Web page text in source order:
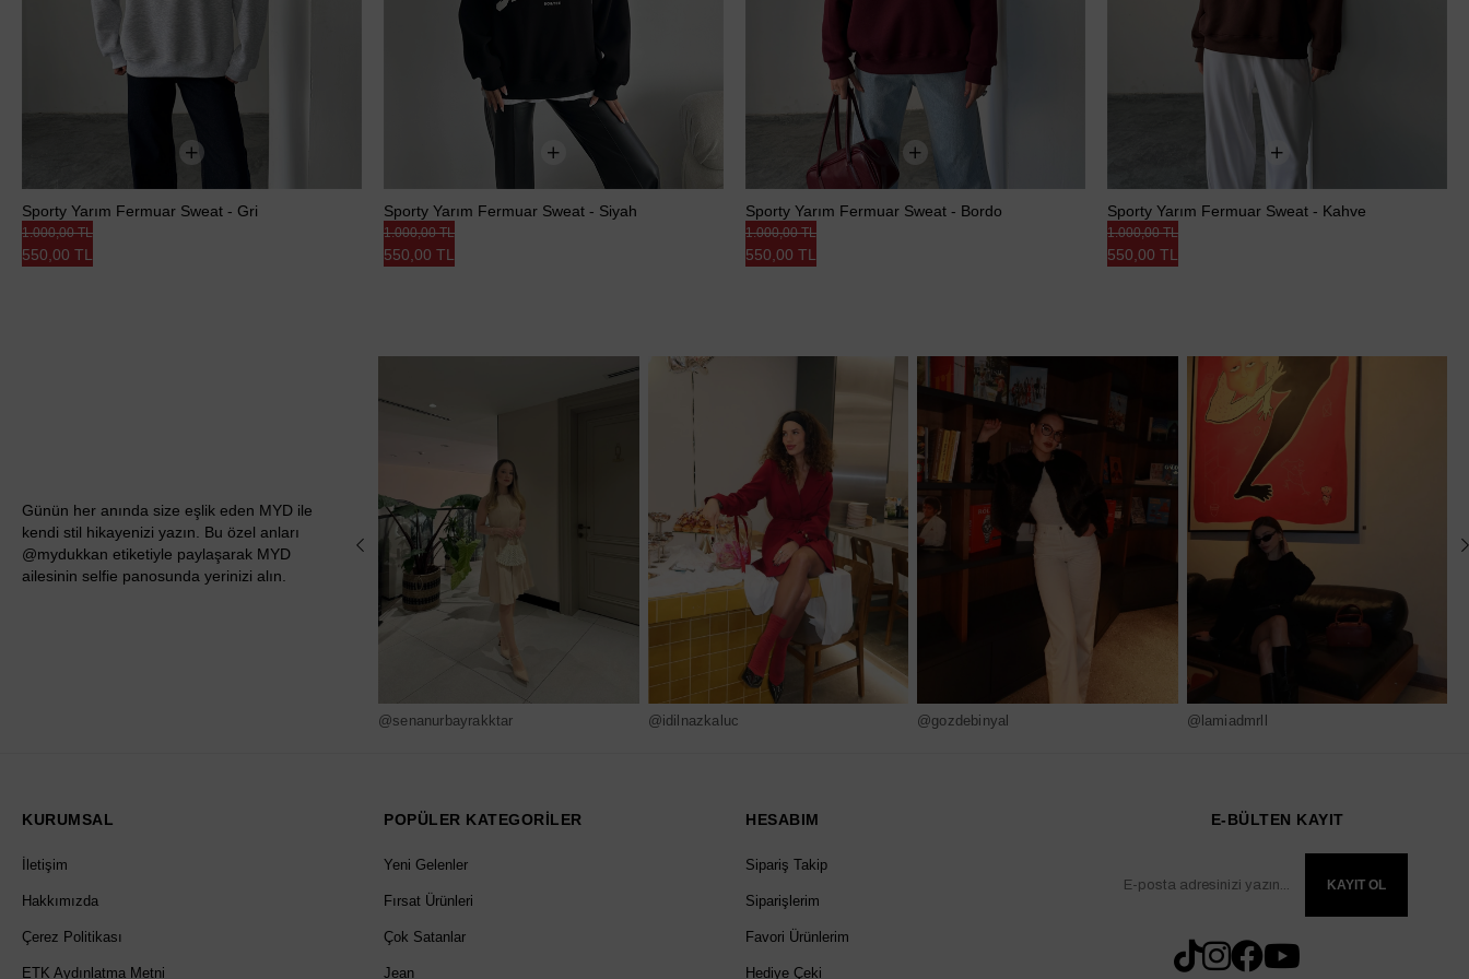
Sporty Yarım Fermuar Sweat - Gri
550,00 TL
1.000,00 TL
Sporty Yarım Fermuar Sweat - Siyah
550,00 TL
1.000,00 TL
Sporty Yarım Fermuar Sweat - Bordo
550,00 TL
1.000,00 TL
Sporty Yarım Fermuar Sweat - Kahve
550,00 TL
1.000,00 TL
Günün her anında size eşlik eden MYD ile
kendi stil hikayenizi yazın. Bu özel anları
@mydukkan etiketiyle paylaşarak MYD
ailesinin selfie panosunda yerinizi alın.
@senanurbayrakktar @idilnazkaluc @gozdebinyal @lamiadmrll
KURUMSAL
İletişim
Hakkımızda
Çerez Politikası
ETK Aydınlatma Metni
POPÜLER KATEGORİLER
Yeni Gelenler
Fırsat Ürünleri
Çok Satanlar
Jean
HESABIM
Sipariş Takip
Siparişlerim
Favori Ürünlerim
Hediye Çeki
E-BÜLTEN KAYIT
KAYIT OL